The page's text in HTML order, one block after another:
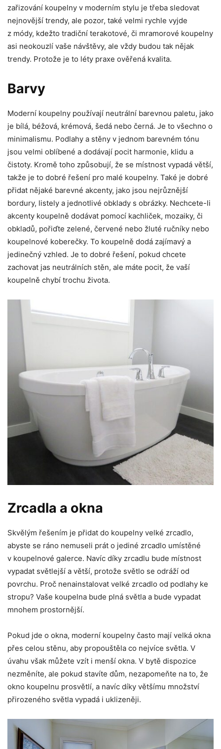
zařizování koupelny v moderním stylu je třeba sledovat
nejnovější trendy, ale pozor, také velmi rychle vyjde
z módy, kdežto tradiční terakotové, či mramorové koupelny
asi neokouzlí vaše návštěvy, ale vždy budou tak nějak
trendy. Protože je to léty praxe ověřená kvalita.
Barvy
Moderní koupelny používají neutrální barevnou paletu, jako
je bílá, béžová, krémová, šedá nebo černá. Je to všechno o
minimalismu. Podlahy a stěny v jednom barevném tónu
jsou velmi oblíbené a dodávají pocit harmonie, klidu a
čistoty. Kromě toho způsobují, že se místnost vypadá větší,
takže je to dobré řešení pro malé koupelny. Také je dobré
přidat nějaké barevné akcenty, jako jsou nejrůznější
bordury, listely a jednotlivé obklady s obrázky. Nechcete-li
akcenty koupelně dodávat pomocí kachliček, mozaiky, či
obkladů, pořiďte zelené, červené nebo žluté ručníky nebo
koupelnové koberečky. To koupelně dodá zajímavý a
jedinečný vzhled. Je to dobré řešení, pokud chcete
zachovat jas neutrálních stěn, ale máte pocit, že vaší
koupelně chybí trochu života.
Zrcadla a okna
Skvělým řešením je přidat do koupelny velké zrcadlo,
abyste se ráno nemuseli prát o jediné zrcadlo umístěné
v koupelnové galerce. Navíc díky zrcadlu bude místnost
vypadat světlejší a větší, protože světlo se odráží od
povrchu. Proč nenainstalovat velké zrcadlo od podlahy ke
stropu? Vaše koupelna bude plná světla a bude vypadat
mnohem prostornější.
Pokud jde o okna, moderní koupelny často mají velká okna
přes celou stěnu, aby propouštěla co nejvíce světla. V
úvahu však můžete vzít i menší okna. V bytě dispozice
nezměníte, ale pokud stavíte dům, nezapomeňte na to, že
okno koupelnu prosvětlí, a navíc díky většímu množství
přirozeného světla vypadá i uklizeněji.